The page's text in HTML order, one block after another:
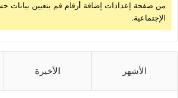
من صفحة إعدادات إضافة أرقام قم بتعيين بيانات
الإجتماعية.
الأشهر الأخيرة